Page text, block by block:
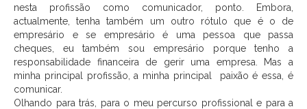
nesta profissão como comunicador, ponto. Embora,
actualmente, tenha também um outro rótulo que é o de
empresário e se empresário é uma pessoa que passa
cheques, eu também sou empresário porque tenho a
responsabilidade financeira de gerir uma empresa. Mas a
minha principal profissão, a minha principal paixão é essa, é
comunicar.
Olhando para trás, para o meu percurso profissional e para a